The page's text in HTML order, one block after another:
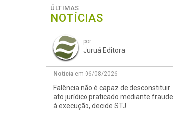
ÚLTIMAS
NOTÍCIAS
por:
Juruá Editora
Notícia em 06/08/2026
Falência não é capaz de desconstituir
ato jurídico praticado mediante fraude
à execução, decide STJ